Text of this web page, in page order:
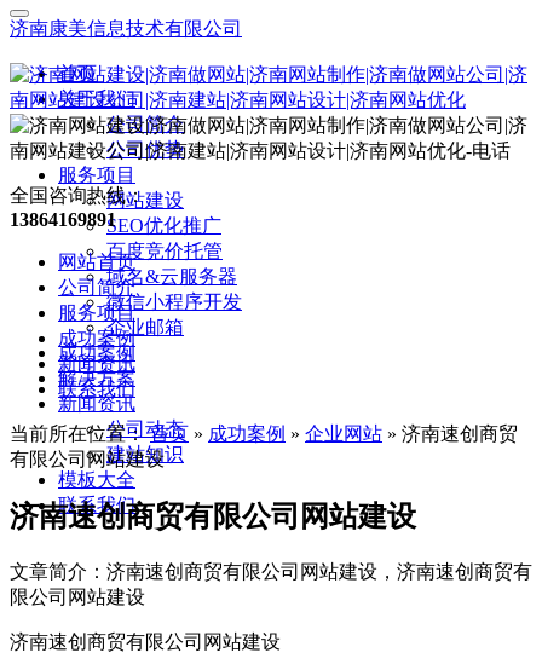
济南康美信息技术有限公司
首页
关于我们
公司简介
公司优势
服务项目
网站建设
SEO优化推广
百度竞价托管
域名&云服务器
微信小程序开发
企业邮箱
成功案例
解决方案
新闻资讯
公司动态
建站知识
模板大全
联系我们
全国咨询热线：
13864169891
网站首页
公司简介
服务项目
成功案例
新闻资讯
联系我们
当前所在位置：首页 » 成功案例 » 企业网站 » 济南速创商贸
有限公司网站建设
济南速创商贸有限公司网站建设
文章简介： 济南速创商贸有限公司网站建设，济南速创商贸有
限公司网站建设
济南速创商贸有限公司网站建设